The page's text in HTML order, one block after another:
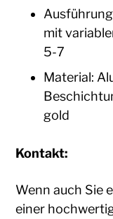
mit
5-7
Material:
gold
Kontakt:
Wenn auch Sie
einer